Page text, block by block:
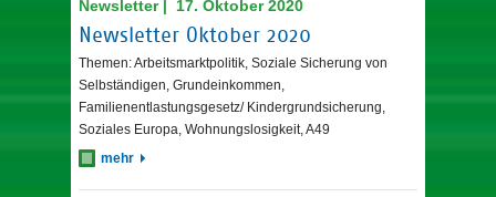
Newsletter | 17. Oktober 2020
Newsletter Oktober 2020
Themen: Arbeitsmarktpolitik, Soziale Sicherung von
Selbständigen, Grundeinkommen,
Familienentlastungsgesetz/ Kindergrundsicherung,
Soziales Europa, Wohnungslosigkeit, A49
mehr